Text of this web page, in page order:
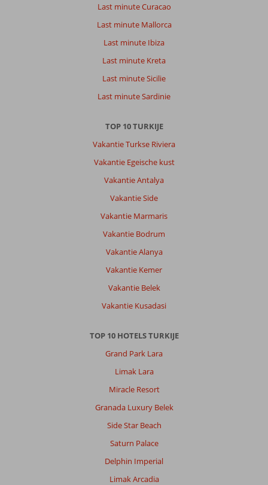
Last minute Curacao
Last minute Mallorca
Last minute Ibiza
Last minute Kreta
Last minute Sicilie
Last minute Sardinie
TOP 10 TURKIJE
Vakantie Turkse Riviera
Vakantie Egeische kust
Vakantie Antalya
Vakantie Side
Vakantie Marmaris
Vakantie Bodrum
Vakantie Alanya
Vakantie Kemer
Vakantie Belek
Vakantie Kusadasi
TOP 10 HOTELS TURKIJE
Grand Park Lara
Limak Lara
Miracle Resort
Granada Luxury Belek
Side Star Beach
Saturn Palace
Delphin Imperial
Limak Arcadia